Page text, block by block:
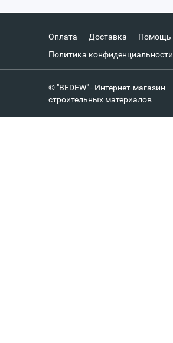
Оплата Доставка Помощь
Политика конфиденциальности
© "BEDEW" - Интернет-магазин
строительных материалов